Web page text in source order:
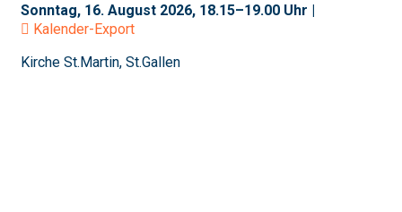
Sonntag, 16. August 2026, 18.15–19.00 Uhr |
Kalender-Export
Kirche St.Martin, St.Gallen